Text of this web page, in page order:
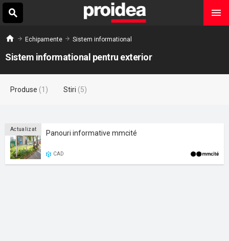
Echipamente Sistem informational
Sistem informational pentru exterior
Produse (1) Stiri (5)
Actualizat Panouri informative mmcité
CAD